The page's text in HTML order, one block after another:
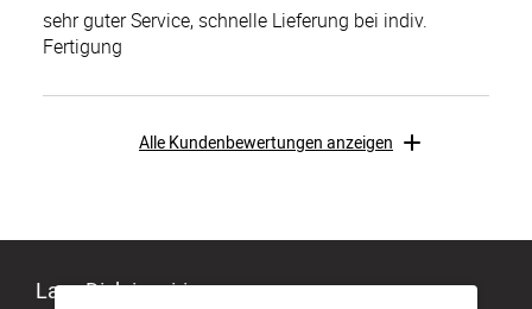
sehr guter Service, schnelle Lieferung bei indiv.
Fertigung
Alle Kundenbewertungen anzeigen
Lass Dich inspirieren